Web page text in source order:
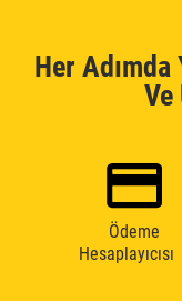
Her Adımda
Ve
Ödeme
Hesaplayıcısı